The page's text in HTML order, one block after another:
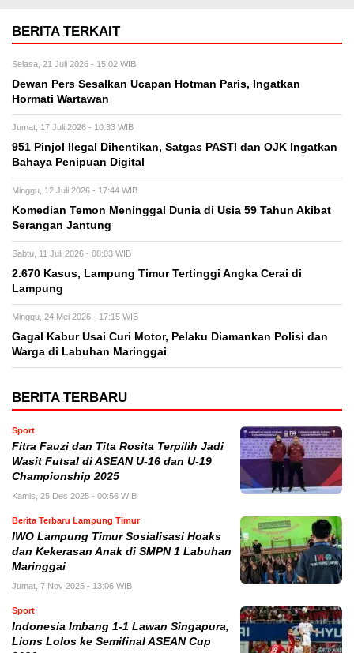
BERITA TERKAIT
Selasa, 21 Juli 2026 - 15:02 WIB
Dewan Pers Sesalkan Ucapan Hotman Paris, Ingatkan
Hormati Wartawan
Jumat, 17 Juli 2026 - 10:33 WIB
951 Pinjol Ilegal Dihentikan, Satgas PASTI dan OJK Ingatkan
Bahaya Penipuan Digital
Minggu, 12 Juli 2026 - 17:44 WIB
Komedian Temon Meninggal Dunia di Usia 59 Tahun Akibat
Serangan Jantung
Sabtu, 11 Juli 2026 - 08:03 WIB
2.670 Kasus, Lampung Timur Tertinggi Angka Cerai di
Lampung
Minggu, 24 Mei 2026 - 17:15 WIB
Gagal Kabur Usai Curi Motor, Pelaku Diamankan Polisi dan
Warga di Labuhan Maringgai
BERITA TERBARU
Sport
Fitra Fauzi dan Tita Rosita Terpilih Jadi
Wasit Futsal di ASEAN U-16 dan U-19
Championship 2025
Kamis, 25 Des 2025 - 00:56 WIB
Berita Terbaru Lampung Timur
IWO Lampung Timur Sosialisasi Hoaks
dan Kekerasan Anak di SMPN 1 Labuhan
Maringgai
Jumat, 7 Nov 2025 - 13:06 WIB
Sport
Indonesia Imbang 1-1 Lawan Singapura,
Lions Lolos ke Semifinal ASEAN Cup